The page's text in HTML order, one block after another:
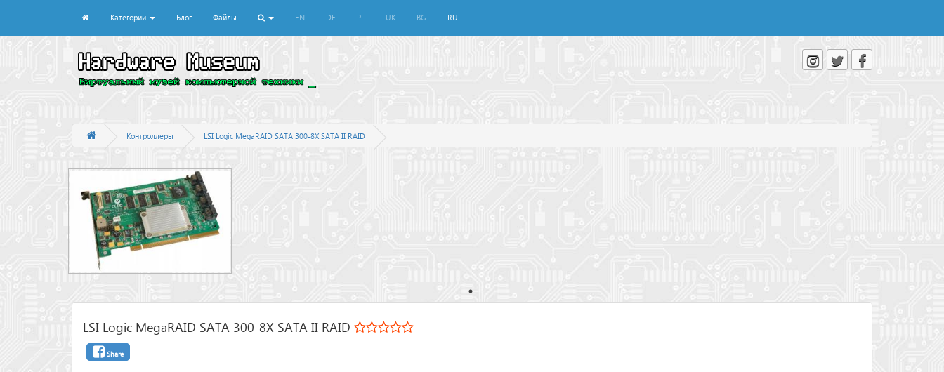
Категории Блог Файлы EN DE PL UK BG RU
Контроллеры LSI Logic MegaRAID SATA 300-8X SATA II RAID
LSI Logic MegaRAID SATA 300-8X SATA II RAID
Share